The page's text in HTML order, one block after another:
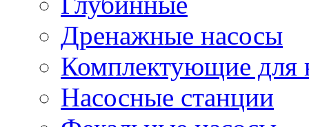
Дренажные насосы
Комплектующие для
Насосные станции